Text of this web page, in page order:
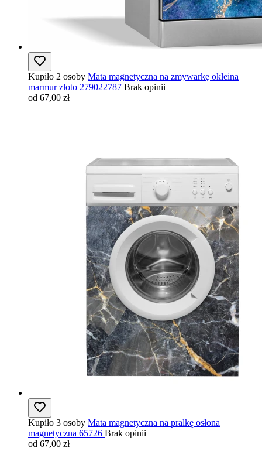
Kupiło 2 osoby Mata magnetyczna na zmywarkę okleina
marmur złoto 279022787 Brak opinii
od 67,00 zł
Kupiło 3 osoby Mata magnetyczna na pralkę osłona
magnetyczna 65726 Brak opinii
od 67,00 zł